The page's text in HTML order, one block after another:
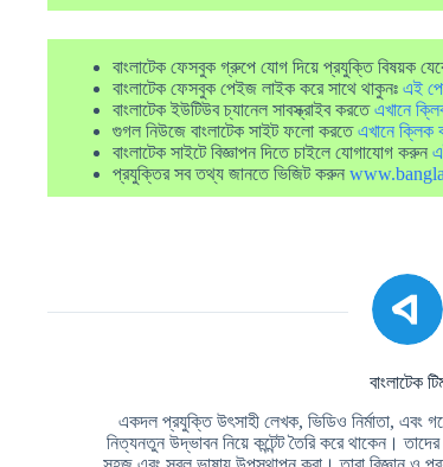
বাংলাটেক ফেসবুক গ্রুপে যোগ দিয়ে প্রযুক্তি বিষয়ক
বাংলাটেক ফেসবুক পেইজ লাইক করে সাথে থাকুনঃ এই
বাংলাটেক ইউটিউব চ্যানেল সাবস্ক্রাইব করতেএখানে
গুগল নিউজে বাংলাটেক সাইট ফলো করতেএখানে
বাংলাটেক সাইটে বিজ্ঞাপন দিতে চাইলে যোগাযোগ করুন
প্রযুক্তির সব তথ্য জানতে ভিজিট করুন
বাংলাটেক
একদল প্রযুক্তি উৎসাহী লেখক, ভিডিও নির্মাতা, এবং
নিত্যনতুন উদ্ভাবন নিয়ে কন্টেন্ট তৈরি করে থাকেন।